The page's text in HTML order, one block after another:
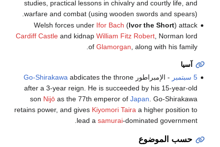
studies, practical lessons in chivalry and courtly life, and
warfare and combat (using wooden swords and spears).
Welsh forces under Ifor Bach (Ivor the Short) attack
Cardiff Castleand kidnap William Fitz Robert, Norman lord
of Glamorgan , along with his family.
آسيا
5 سبتمبر
- الإمبراطور Go-Shirakawa abdicates the throne
after a 3-year reign. He is succeeded by his 15-year-old
son Nijōas the 77th emperor of Japan . Go-Shirakawa
retains power, and gives Kiyomori Taira a higher position to
lead a samurai-dominated government.
حسب الموضوع